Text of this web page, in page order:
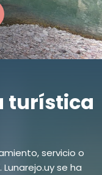
turística
servicio o
se ha